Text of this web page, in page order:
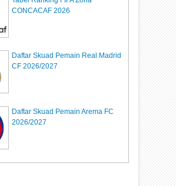
CONCACAF 2026
Daftar Skuad Pemain Real Madrid
CF 2026/2027
Daftar Skuad Pemain Arema FC
2026/2027